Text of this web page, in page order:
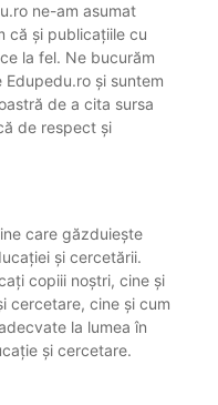
ne-am asumat
că și publicațiile cu
la fel. Ne bucurăm
și suntem
de a cita sursa
de respect și
care găzduiește
și cercetării.
copiii noștri, cine și
cercetare, cine și cum
la lumea în
și cercetare.